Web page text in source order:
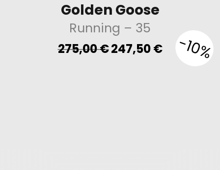
Golden Goose
Running – 35
275,00€ Original
price
247,50€Current-10%